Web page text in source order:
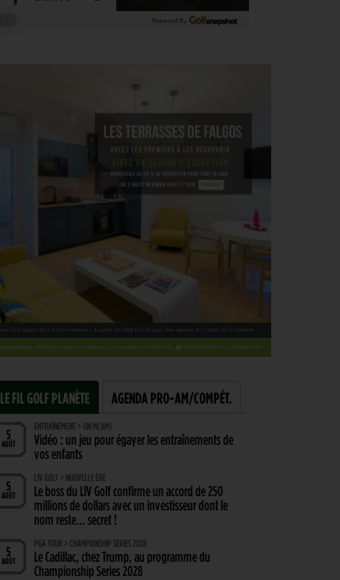
LE FIL GOLF PLANÈTE AGENDA PRO-AM/COMPÉT.
5
AOÛT
ENTRAÎNEMENT > ON M(&M)
Vidéo : un jeu pour égayer les entraînements de
vos enfants
5
AOÛT
LIV GOLF > NOUVELLE ÈRE
Le boss du LIV Golf confirme un accord de 250
millions de dollars avec un investisseur dont le
nom reste… secret !
5
AOÛT
PGA TOUR > CHAMPIONSHIP SERIES 2028
Le Cadillac, chez Trump, au programme du
Championship Series 2028